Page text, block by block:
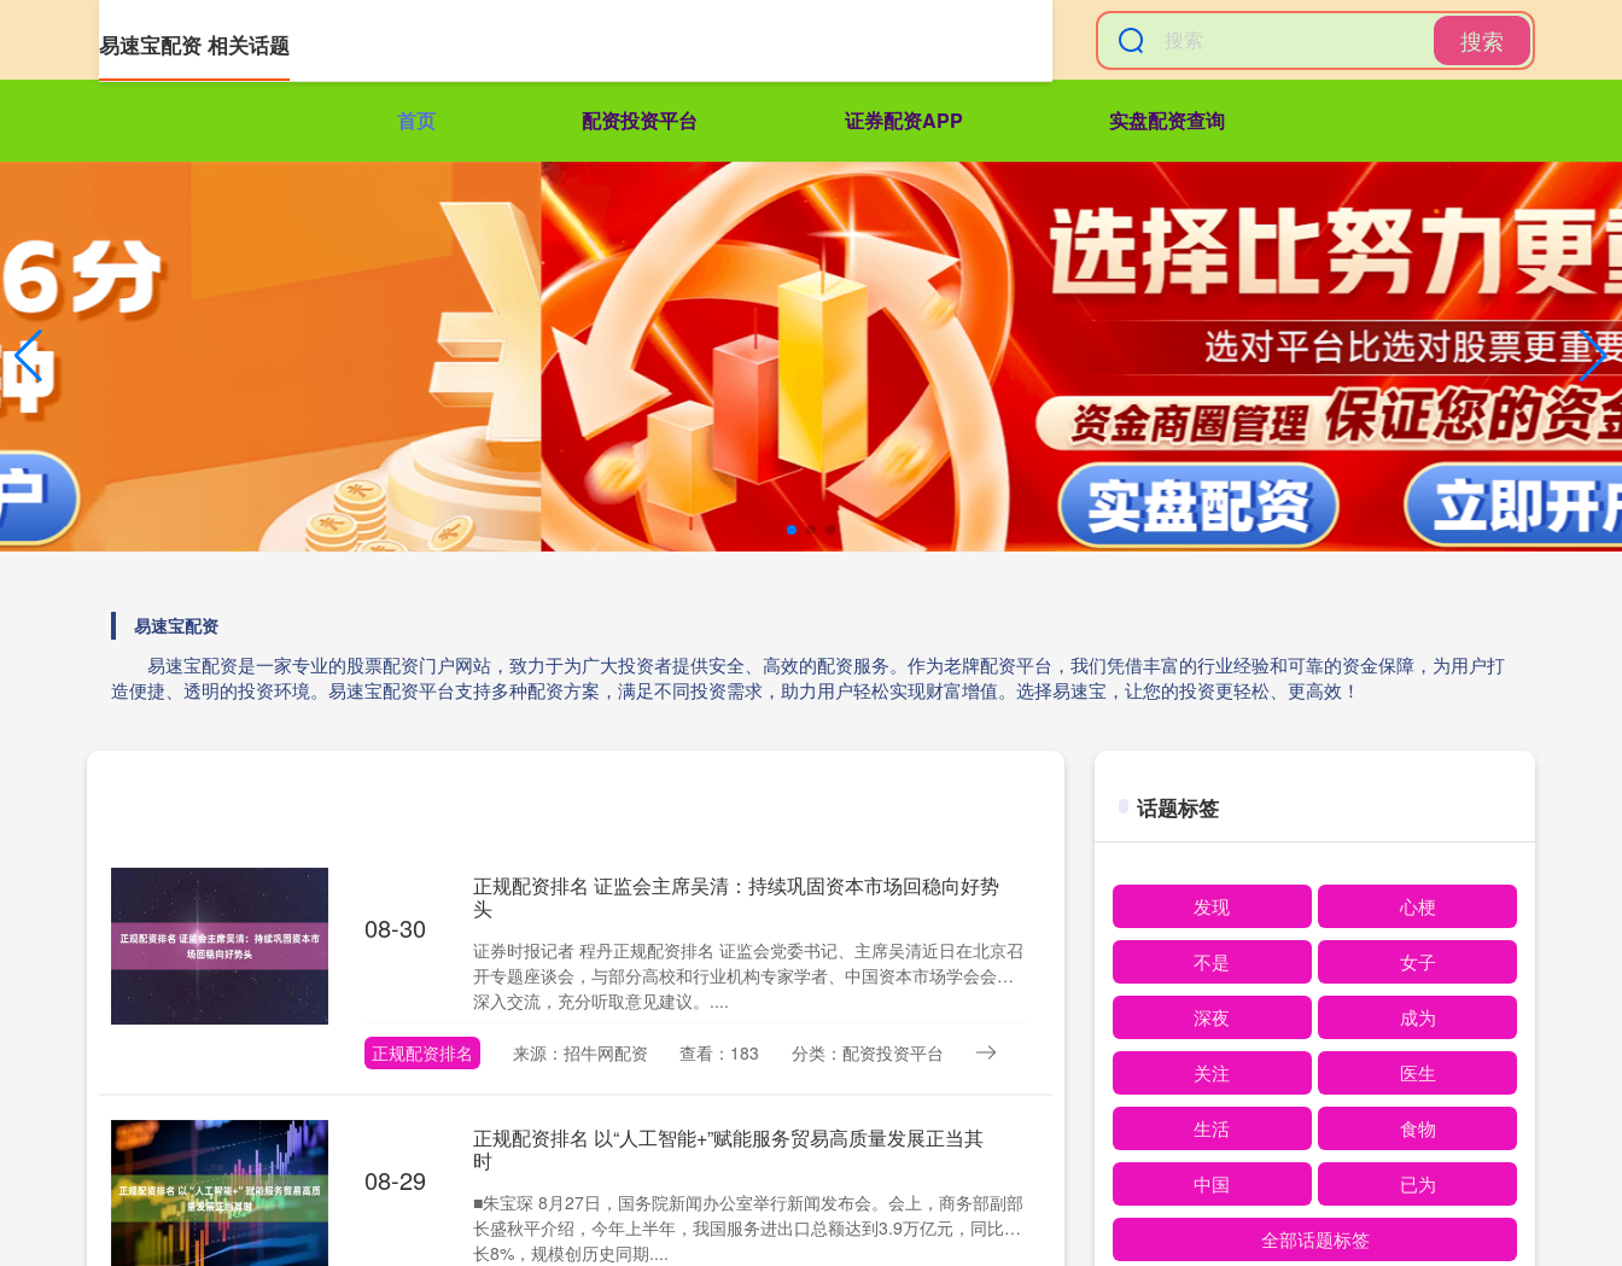
搜索
首页 配资投资平台 证券配资APP 实盘配资查询
易速宝配资
易速宝配资是一家专业的股票配资门户网站，致力于为广大投资者提供安全、高效的配资服务。作为老牌配资平台，我们凭借丰富的行业经验和可靠的资金保障，为用户打
造便捷、透明的投资环境。易速宝配资平台支持多种配资方案，满足不同投资需求，助力用户轻松实现财富增值。选择易速宝，让您的投资更轻松、更高效！
易速宝配资 相关话题
08-30
正规配资排名 证监会主席吴清：持续巩固资本市场回稳向好势
头
证券时报记者 程丹正规配资排名 证监会党委书记、主席吴清近日在北京召
开专题座谈会，与部分高校和行业机构专家学者、中国资本市场学会会员
深入交流，充分听取意见建议。....
正规配资排名 来源：招牛网配资 查看：183 分类：配资投资平台
08-29
正规配资排名 以“人工智能+”赋能服务贸易高质量发展正当其
时
■朱宝琛 8月27日，国务院新闻办公室举行新闻发布会。会上，商务部副部
长盛秋平介绍，今年上半年，我国服务进出口总额达到3.9万亿元，同比增
长8%，规模创历史同期....
话题标签
发现 心梗
不是 女子
深夜 成为
关注 医生
生活 食物
中国 已为
全部话题标签